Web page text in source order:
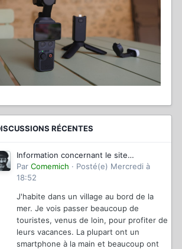
RÉCENTES
Information concernant le site
magazinevideo
Par Comemich · Posté(e) Mercredi à
18:52
J'habite dans un village au bord de la
mer. Je vois passer beaucoup de
touristes, venus de loin, pour profiter de
leurs vacances. La plupart ont un
smartphone à la main et beaucoup ont